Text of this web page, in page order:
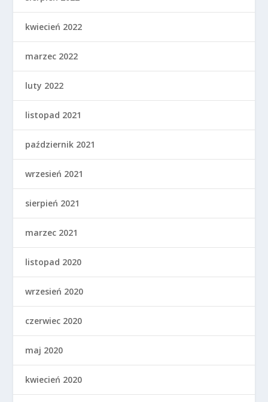
kwiecień 2022
marzec 2022
luty 2022
listopad 2021
październik 2021
wrzesień 2021
sierpień 2021
marzec 2021
listopad 2020
wrzesień 2020
czerwiec 2020
maj 2020
kwiecień 2020